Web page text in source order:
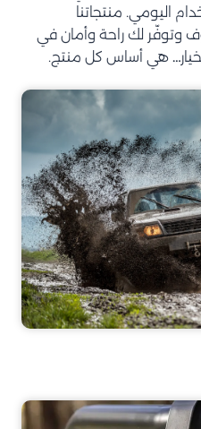
اليومي. منتجاتنا
لك راحة وأمان في
هي أساس كل منتج.